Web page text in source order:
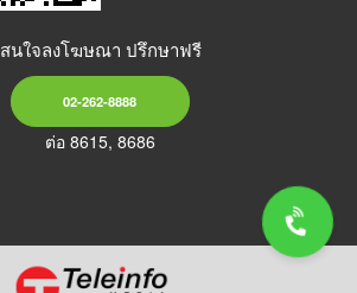
สนใจลงโฆษณา ปรึกษาฟรี
02-262-8888
ต่อ 8615, 8686